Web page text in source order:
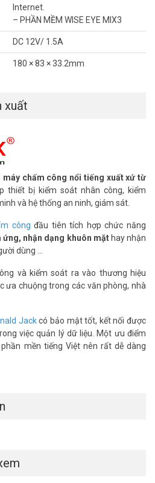
chấm công vân tay,
JACK SF300Plus
Mỹ.
+ 5000 thẻ cảm ứng
80.000 lần chấm công.
tay va thẻ cảm ứng
cửa Assess Control
ngữ: Tiếng anh & Tiếng việt.
1 tới 10 dấu vân tay, 1 password, 1
sử dụng trên máy khi chấm công.
RS-232/485, TCP/IP/USB
máy tính.
nay để được hỗ trợ giá tốt nhất.
Internet.
– PHẦN MỀM WISE EYE MIX3
DC 12V/ 1.5A
180 × 83 × 33.2mm
xuất
máy chấm công nổi tiếng xuất xứ từ
thiết bị kiểm soát nhân công, kiểm
và hệ thống an ninh, giám sát.
công đầu tiên tích hợp chức năng
ứng, nhận dạng khuôn mặt hay nhận
dùng ...
và kiểm soát ra vào thương hiệu
ưa chuộng trong các văn phòng, nhà
Jackcó bảo mật tốt, kết nối được
việc quản lý dữ liệu. Một ưu điểm
mền tiếng Việt nên rất dễ dàng